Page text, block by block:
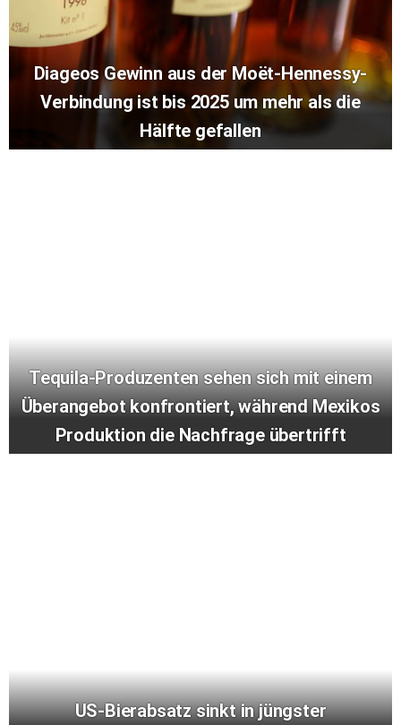
Diageos Gewinn aus der Moët-Hennessy-
Verbindung ist bis 2025 um mehr als die
Hälfte gefallen
Tequila-Produzenten sehen sich mit einem
Überangebot konfrontiert, während Mexikos
Produktion die Nachfrage übertrifft
US-Bierabsatz sinkt in jüngster